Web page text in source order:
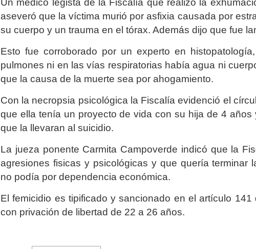
Un médico legista de la Fiscalía que realizó la
aseveró que la víctima murió por asfixia causada por
su cuerpo y un trauma en el tórax. Además dijo que fue
Esto fue corroborado por un experto en
pulmones ni en las vías respiratorias había agua ni
que la causa de la muerte sea por ahogamiento.
Con la necropsia psicológica la Fiscalía evidenció el
que ella tenía un proyecto de vida con su hija de 4
que la llevaran al suicidio.
La jueza ponente Carmita Campoverde indicó que la
agresiones fisicas y psicológicas y que quería terminar
no podía por dependencia económica.
El femicidio es tipificado y sancionado en el artículo 141
con privación de libertad de 22 a 26 años.